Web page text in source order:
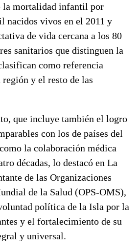
la mortalidad infantil por
nacidos vivos en el 2011 y
de vida cercana a los 80
sanitarios que distinguen la
como referencia
y el resto de las
que incluye también el logro
con los de países del
la colaboración médica
décadas, lo destacó en La
de las Organizaciones
de la Salud (OPS-OMS),
política de la Isla por la
y el fortalecimiento de su
y universal.